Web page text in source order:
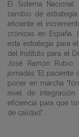
El Sistema
cambio de
eficiente el
crónicas en España.
esta estrategia para
del Instituto para el
José Ramón
jornadas 'El paciente
poner en marcha
nivel de
eficiencia para que
de calidad".